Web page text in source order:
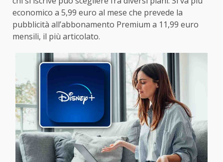
economico a 5,99 euro al mese che prevede la
pubblicità all’abbonamento Premium a 11,99 euro
mensili, il più articolato.